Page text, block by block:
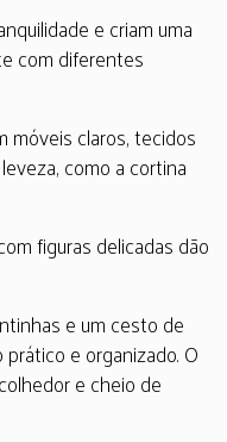
e criam uma
com diferentes
móveis claros, tecidos
como a cortina
figuras delicadas dão
e um cesto de
e organizado. O
e cheio de